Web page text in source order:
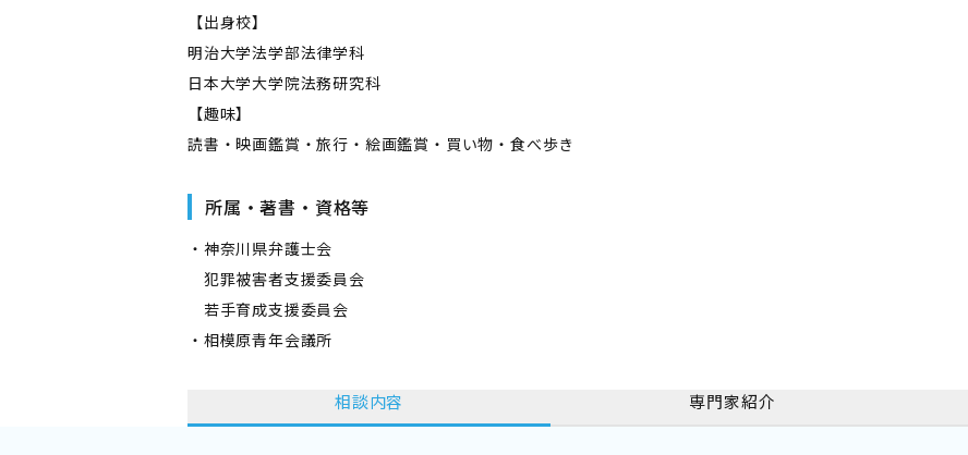
【出身校】
明治大学法学部法律学科
日本大学大学院法務研究科
【趣味】
読書・映画鑑賞・旅行・絵画鑑賞・買い物・食べ歩き
所属・著書・資格等
・神奈川県弁護士会
犯罪被害者支援委員会
若手育成支援委員会
・相模原青年会議所
相談内容 専門家紹介